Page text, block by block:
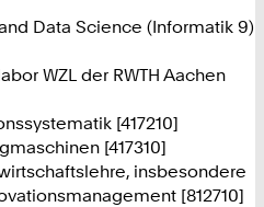
Data Science (Informatik 9)
WZL der RWTH Aachen
[417210]
[417310]
insbesondere
[812710]